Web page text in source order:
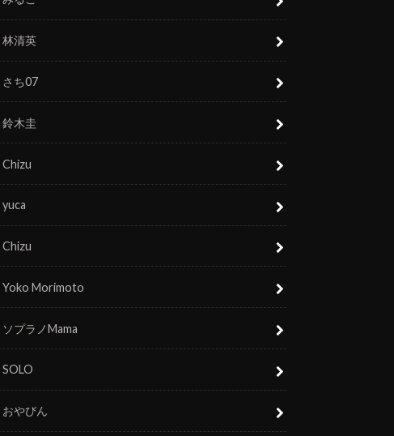
林清英
さち07
鈴木圭
Chizu
yuca
Chizu
Yoko Morimoto
ソプラノMama
SOLO
おやびん